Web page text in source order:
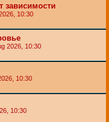
зависимости
10:30
2026, 10:30
10:30
10:30